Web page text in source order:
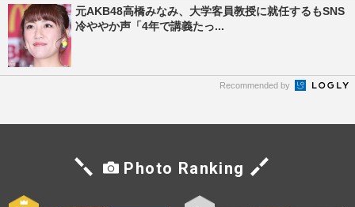
元AKB48高橋みなみ、大学客員教授に就任するもSNS
冷ややか声「4年で講義たっ...
Recommended by
Photo Ranking